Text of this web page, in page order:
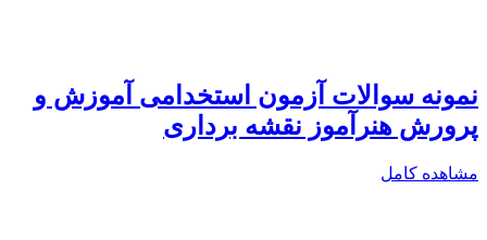
نمونه سوالات آزمون استخدامی آموزش و
پرورش هنرآموز نقشه برداری
مشاهده کامل